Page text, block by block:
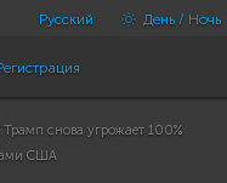
Русский День / Ночь
снова угрожает 100%
США